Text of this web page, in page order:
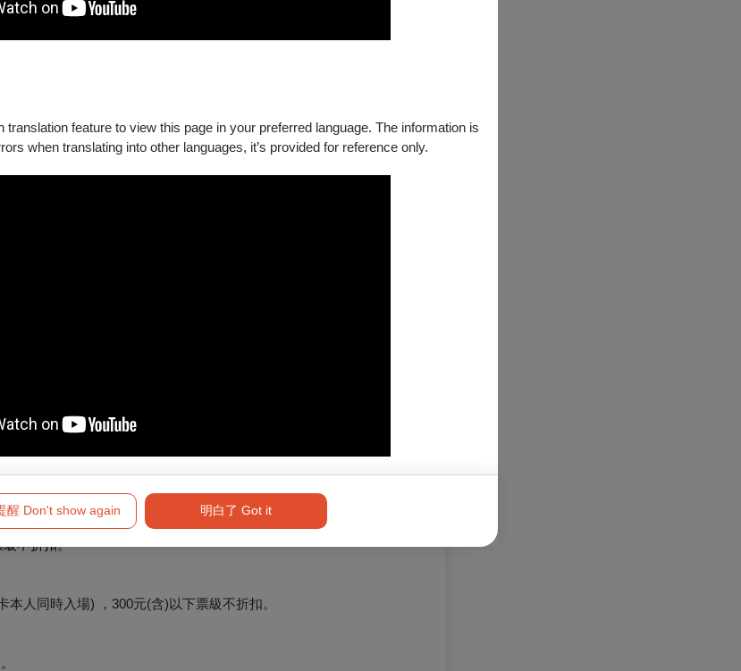
feature to view this page in your preferred language. The information is
when translating into other languages, it’s provided for reference only.
醒 Don't show again 明白了 Got it
以參與高雄春天藝術節系列草地音樂會、名家音樂會、寶寶音樂會及
家藝術文化中心啟用及開幕系列多場節目，精湛演出受國內樂壇及樂
港演出，跨越城市與國界，逐步以國際性樂團為目標，堅定向前。
the music ambassador of Kaohsiung City, has collaborated with a
Hayley WESTENRA, Rudolf BUCHBINDER, Vadim REPIN, Shlomo
pursue music excellence while establishing its branding image: in
by visiting different venues and space, and producing non-
arts population. KSO is in particular known for its featured
Grassland Concerts, the Amadeus Baby Concerts and the full Opera
programs of National Kaohsiung Center for the Arts - Weiwuying, the
acclaim.
the United States, Macau, Nanjing, Shanghai, Qingdao, Suzhou,
applause. Crossing national and continental borders, the Kaohsiung
orchestra.
級不折扣。
人同時入場) ，300元(含)以下票級不折扣。